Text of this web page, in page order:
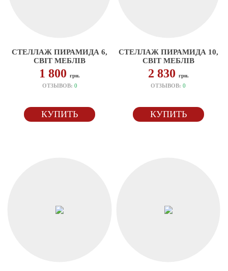
СТЕЛЛАЖ ПИРАМИДА 6,
СВІТ МЕБЛІВ
1 800грн.
ОТЗЫВОВ: 0
КУПИТЬ
СТЕЛЛАЖ ПИРАМИДА 10,
СВІТ МЕБЛІВ
2 830 грн.
ОТЗЫВОВ:0
КУПИТЬ